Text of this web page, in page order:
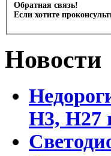
Обратная связь!
Если хотите
Новости
Н3, Н27